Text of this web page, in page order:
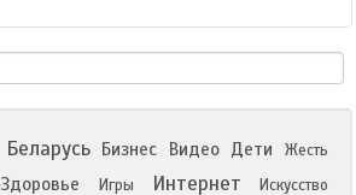
Беларусь Бизнес Видео Дети
Жесть
Здоровье Игры Интернет Искусство